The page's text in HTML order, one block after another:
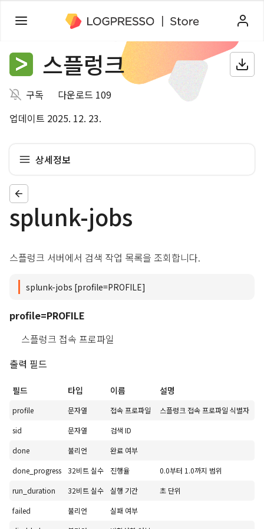
스플렁크
구독
다운로드 109
업데이트 2025. 12. 23.
상세정보
splunk-jobs
스플렁크 서버에서 검색 작업 목록을 조회합니다.
splunk-jobs [profile=PROFILE]
profile=PROFILE
스플렁크 접속 프로파일
출력 필드
필드 타입 이름 설명
profile 문자열 접속 프로파일
스플렁크 접속 프로파일 식별자
sid
문자열
검색 ID
done
불리언
완료 여부
done_progress
32비트 실수 진행율
0.0부터 1.0까지 범위
run_duration
32비트 실수 실행 기간
초 단위
failed
불리언
실패 여부